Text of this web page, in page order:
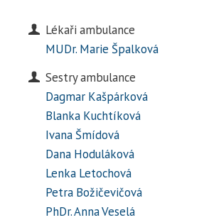
Lékaři ambulance
MUDr. Marie Špalková
Sestry ambulance
Dagmar Kašpárková
Blanka Kuchtíková
Ivana Šmídová
Dana Hoduláková
Lenka Letochová
Petra Božičevičová
PhDr. Anna Veselá